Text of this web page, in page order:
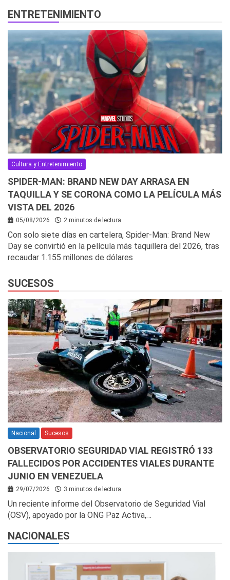
ENTRETENIMIENTO
Cultura y Entretenimiento
SPIDER-MAN: BRAND NEW DAY ARRASA EN
TAQUILLA Y SE CORONA COMO LA PELÍCULA MÁS
VISTA DEL 2026
05/08/2026 2 minutos de lectura
Con solo siete días en cartelera, Spider-Man: Brand New
Day se convirtió en la película más taquillera del 2026, tras
recaudar 1.155 millones de dólares
SUCESOS
Nacional Sucesos
OBSERVATORIO SEGURIDAD VIAL REGISTRÓ 133
FALLECIDOS POR ACCIDENTES VIALES DURANTE
JUNIO EN VENEZUELA
29/07/2026 3 minutos de lectura
Un reciente informe del Observatorio de Seguridad Vial
(OSV), apoyado por la ONG Paz Activa,…
NACIONALES